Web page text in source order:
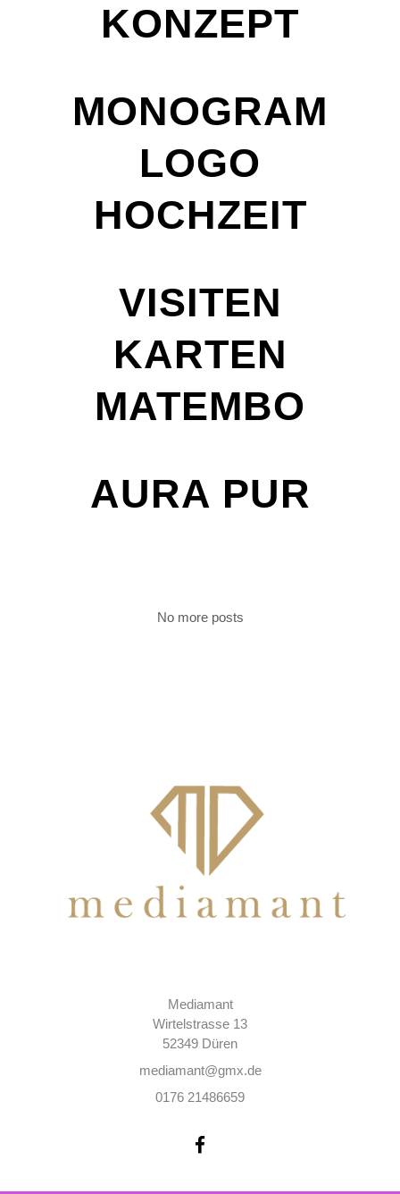
KONZEPT
MONOGRAM
LOGO
HOCHZEIT
VISITEN
KARTEN
MATEMBO
AURA PUR
No more posts
Mediamant
Wirtelstrasse 13
52349 Düren
mediamant@gmx.de
0176 21486659